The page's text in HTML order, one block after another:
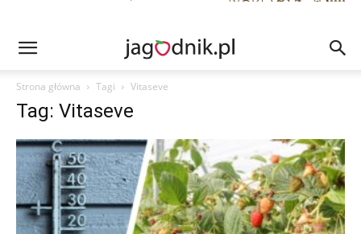
Strona główna Tagi Vitaseve
Tag: Vitaseve